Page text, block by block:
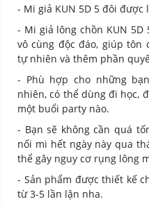
- Mi giả KUN 5D 5 đôi
- Mi giả lông chồn KUN
vô cùng độc đáo, giúp tôn
tự nhiên và thêm phần
- Phù hợp cho những
nhiên, có thể dùng đi học,
một buổi party nào.
- Bạn sẽ không cần quá
nối mi hết ngày này qua
thể gây nguy cơ rụng lông
- Sản phẩm được thiết kế
từ 3-5 lần lận nha.